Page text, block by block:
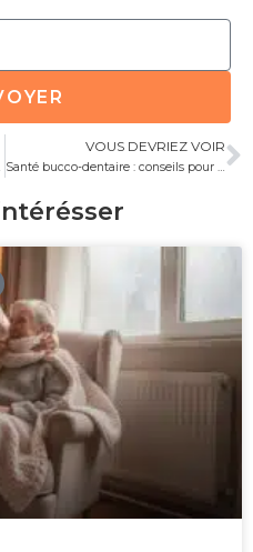
VOUS DEVRIEZ VOIR
Santé bucco-dentaire : conseils pour les personnes âgées